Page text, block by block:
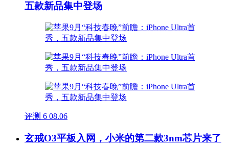
五款新品集中登场
评测 6 08.06
玄戒O3平板入网，小米的第二款3nm芯片来了